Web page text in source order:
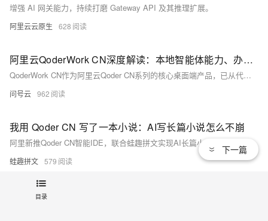
目录
增强 AI 网关能力，持续打磨 Gateway API 及其推理扩展。
阿里云云原生 628
阿里云QoderWork CN深度解读：本地智能体能力、办公应用与订阅方案指南
QoderWork CN作为阿里云Qoder CN系列的核心桌面端产品，已从代码辅助工具升级为面向全职场的本地AI智能体，凭借本地执行、自主规划、安全可控的核心特性，成为个人与企业提升办公效率的重要工具。它不仅能通过自然语言完成文档撰写、数据处理、PPT生成等基础任务，更可直接操作本地文件、办公软件与浏览器，实现“指令即执行”的高效工作流。本文将从产品定位、本地智能体核心能力、全场景办公应用、付费方案与权益、安全与扩展机制等维度，全面介绍2026年QoderWork CN的完整能力与使用价值
问号云 962
我用 Qoder CN 写了一本小说：AI写长篇小说怎么不崩
蛙趣拼文 579
当前JBide插件使用体会
下一篇